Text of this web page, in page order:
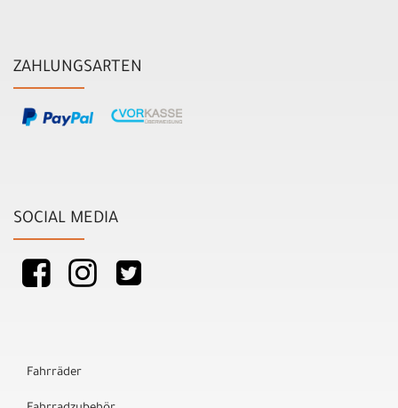
ZAHLUNGSARTEN
SOCIAL MEDIA
Fahrräder